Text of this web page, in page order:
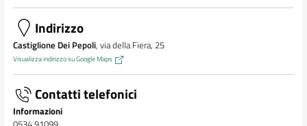
Indirizzo
Castiglione Dei Pepoli, via della Fiera, 25
Visualizza indirizzo su Google Maps
Contatti telefonici
Informazioni